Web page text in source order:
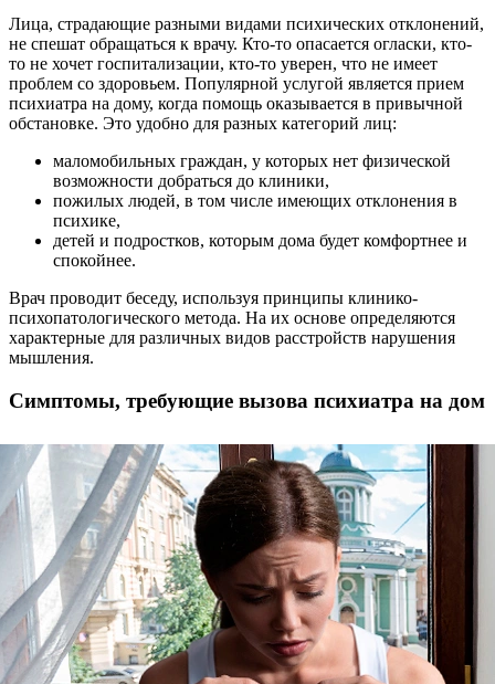
Лица, страдающие разными видами психических отклонений,
не спешат обращаться к врачу. Кто-то опасается огласки, кто-
то не хочет госпитализации, кто-то уверен, что не имеет
проблем со здоровьем. Популярной услугой является прием
психиатра на дому, когда помощь оказывается в привычной
обстановке. Это удобно для разных категорий лиц:
маломобильных граждан, у которых нет физической
возможности добраться до клиники,
пожилых людей, в том числе имеющих отклонения в
психике,
детей и подростков, которым дома будет комфортнее и
спокойнее.
Врач проводит беседу, используя принципы клинико-
психопатологического метода. На их основе определяются
характерные для различных видов расстройств нарушения
мышления.
Симптомы, требующие вызова психиатра на дом